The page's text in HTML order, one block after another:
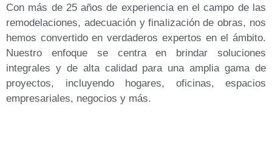
Con más de 25 años de experiencia en el campo de las
remodelaciones, adecuación y finalización de obras, nos
hemos convertido en verdaderos expertos en el ámbito.
Nuestro enfoque se centra en brindar soluciones
integrales y de alta calidad para una amplia gama de
proyectos, incluyendo hogares, oficinas, espacios
empresariales, negocios y más.